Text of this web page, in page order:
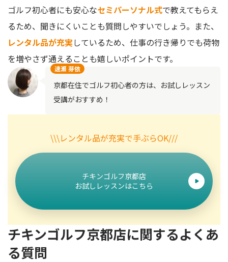
ゴルフ初心者にも安心なセミパーソナル式で教えてもらえ
るため、聞きにくいことも質問しやすいでしょう。また、
レンタル品が充実しているため、仕事の行き帰りでも荷物
を増やさず通えることも嬉しいポイントです。
速瀬 芽依
京都在住でゴルフ初心者の方は、お試しレッスン
受講がおすすめ！
\\\レンタル品が充実で手ぶらOK///
チキンゴルフ京都店
お試しレッスンはこちら
チキンゴルフ京都店に関するよくあ
る質問